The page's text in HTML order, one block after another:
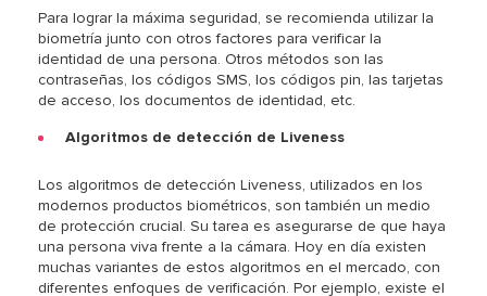
Para lograr la máxima seguridad, se recomienda utilizar la
biometría junto con otros factores para verificar la
identidad de una persona. Otros métodos son las
contraseñas, los códigos SMS, los códigos pin, las tarjetas
de acceso, los documentos de identidad, etc.
Algoritmos de detección de Liveness
Los algoritmos de detección Liveness, utilizados en los
modernos productos biométricos, son también un medio
de protección crucial. Su tarea es asegurarse de que haya
una persona viva frente a la cámara. Hoy en día existen
muchas variantes de estos algoritmos en el mercado, con
diferentes enfoques de verificación. Por ejemplo, existe el